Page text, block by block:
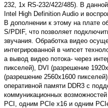
232, 1x RS-232/422/485). В
ntel High Definition Audio и
В дополнении к этому на плате
S/PDIF, что позволяет
звучания. Обработка видео
интегрированной в чипсет
а вывод видео потока- через
пикселей), DVI (разрешение
(разрешение 2560х1600
оперативной памяти DDR3 с
коммуникационных
PCI, одним PCIe x16 и одним